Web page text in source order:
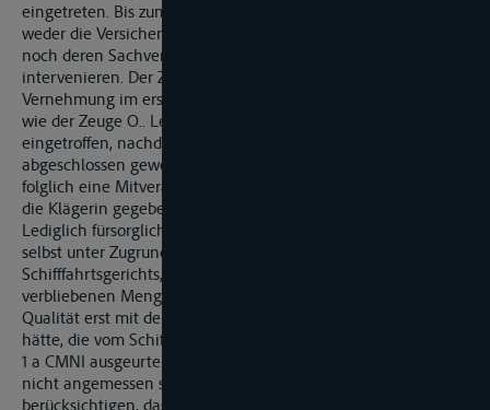
eingetreten. Bis zum Abschluss dieses Umschlags aber habe
weder die Versicherungsnehmerin der Klägerin, die Fa. X.,
noch deren Sachverständiger die Möglichkeit gehabt zu
intervenieren. Der Zeuge C. habe dies anlässlich seiner
Vernehmung im erstinstanzlichen Verfahren ebenso bestätigt
wie der Zeuge O.. Letzterer sei am Havarieort erst
eingetroffen, nachdem der Umschlag in SL »M.« bereits
abgeschlossen gewesen sei. Schon aus diesem Grund scheide
folglich eine Mitverantwortlichkeit der Ladungsseite, die sich
die Klägerin gegebenenfalls zurechnen lassen müsste, aus.
Lediglich fürsorglich werde daher darauf verwiesen, dass
selbst unter Zugrundelegen der Annahme des
Schifffahrtsgerichts, dass auch die zunächst in GMS »R.«
verbliebenen Menge von 620 t Weizenkleiepellets ihre GMP-
Qualität erst mit deren Löschung in GMS »T.« verloren gehabt
hätte, die vom Schifffahrtsgericht im Rahmen des Art. 18 Abs.
1 a CMNI ausgeurteilte Mietverursachungsquote von 50 %
nicht angemessen sei. Insoweit sei zunächst zu
berücksichtigen, dass der Klägerin ein etwaiger